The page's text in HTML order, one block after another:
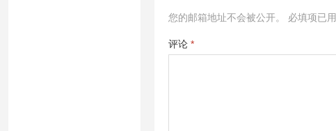
您的邮箱地址不会被公开。 必填项已用
评论 *